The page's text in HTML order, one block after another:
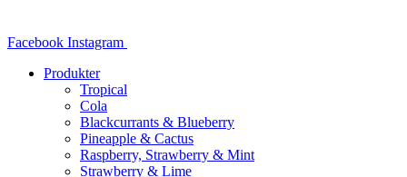
Facebook Instagram
Produkter
Tropical
Cola
Blackcurrants & Blueberry
Pineapple & Cactus
Raspberry, Strawberry & Mint
Strawberry & Lime